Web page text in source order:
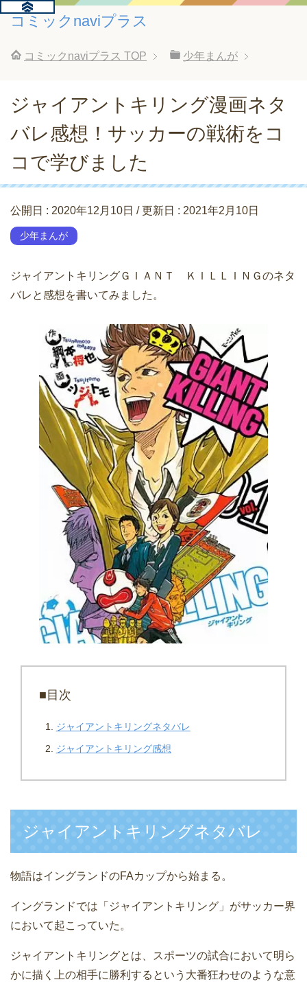
コミックnaviプラス
コミックnaviプラス TOP 少年まんが
ジャイアントキリング漫画ネタ
バレ感想！サッカーの戦術をコ
コで学びました
公開日 : 2020年12月10日 / 更新日 : 2021年2月10日
少年まんが
ジャイアントキリングＧＩＡＮＴ　ＫＩＬＬＩＮＧのネタ
バレと感想を書いてみました。
■目次
ジャイアントキリングネタバレ
ジャイアントキリング感想
ジャイアントキリングネタバレ
物語はイングランドのFAカップから始まる。
イングランドでは「ジャイアントキリング」がサッカー界
において起こっていた。
ジャイアントキリングとは、スポーツの試合において明ら
かに描く上の相手に勝利するという大番狂わせのような意